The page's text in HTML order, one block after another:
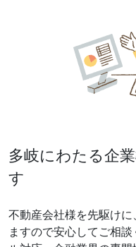
多岐にわたる企
す
不動産会社様を先駆け
ますので安心してご相